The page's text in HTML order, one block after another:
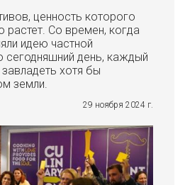
ценность которого
растет. Со времен, когда
идею частной
сегодняшний день, каждый
хотя бы
земли.
29 ноября 2024 г.